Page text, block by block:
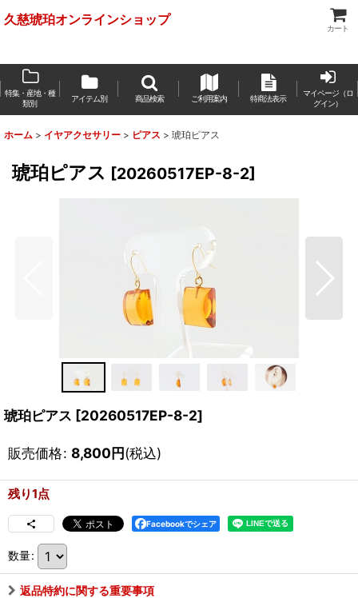
久慈琥珀オンラインショップ
カート
特集・産地・種
類別
アイテム別 商品検索 ご利用案内 特商法表示
マイページ（ロ
グイン）
ホーム > イヤアクセサリー > ピアス > 琥珀ピアス
琥珀ピアス [20260517EP-8-2]
琥珀ピアス [20260517EP-8-2]
販売価格: 8,800円(税込)
残り1点
Facebookでシェア
数量:
返品特約に関する重要事項